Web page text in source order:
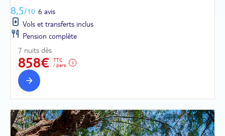
8,5/10 6 avis
Vols et transferts inclus
Pension complète
7 nuits dès
858€
TTC
/ pers.